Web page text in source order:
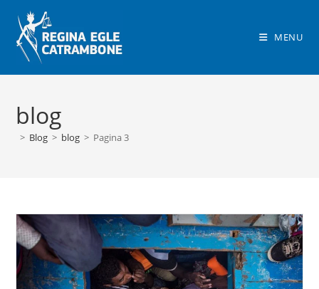
contenuto
MENU
blog
> Blog > blog > Pagina 3